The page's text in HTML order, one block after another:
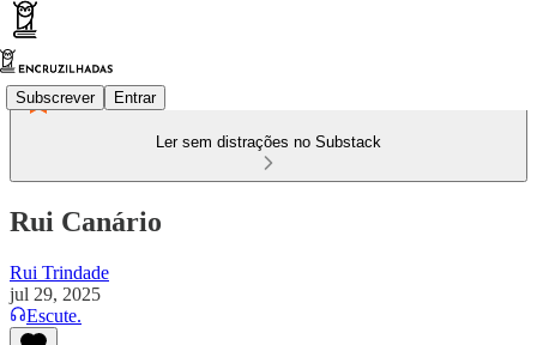
Subscrever Entrar
Ler sem distrações no Substack
Rui Canário
Rui Trindade
jul 29, 2025
Escute.